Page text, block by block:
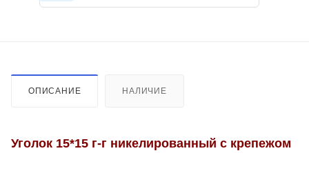
ОПИСАНИЕ НАЛИЧИЕ
Уголок 15*15 г-г никелированный с крепежом